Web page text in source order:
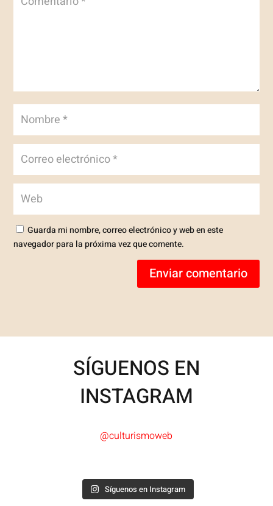
Guarda mi nombre, correo electrónico y web en este
navegador para la próxima vez que comente.
Enviar comentario
SÍGUENOS EN
INSTAGRAM
@culturismoweb
Síguenos en Instagram